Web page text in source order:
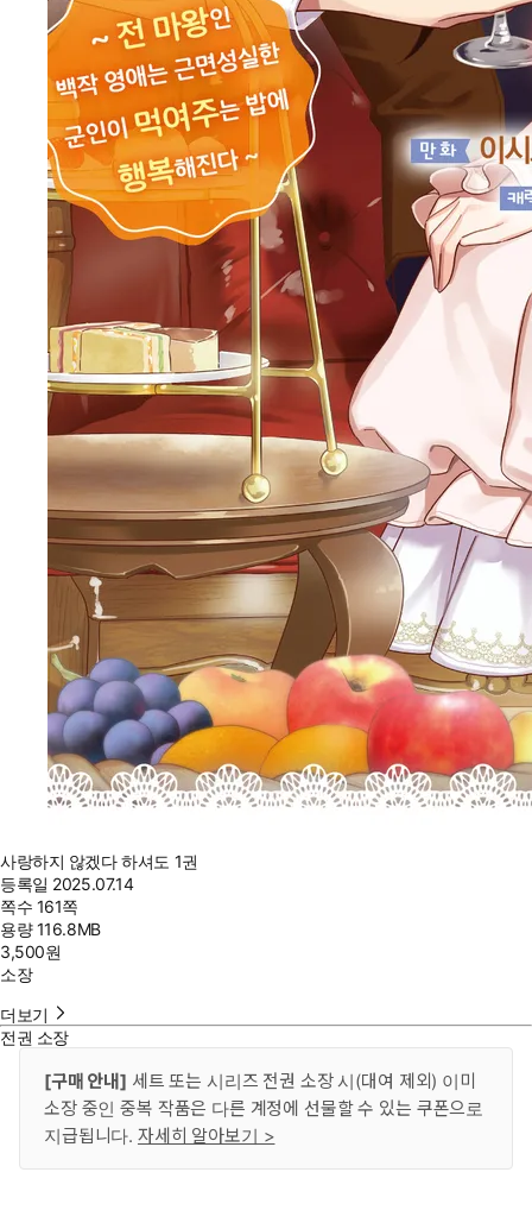
사랑하지 않겠다 하셔도 1권
등록일 2025.07.14
쪽수 161쪽
용량116.8MB
3,500원
소장
더보기
전권 소장
[구매 안내] 세트 또는 시리즈 전권 소장 시(대여 제외) 이미
소장 중인 중복 작품은 다른 계정에 선물할 수 있는 쿠폰으로
지급됩니다. 자세히 알아보기 >